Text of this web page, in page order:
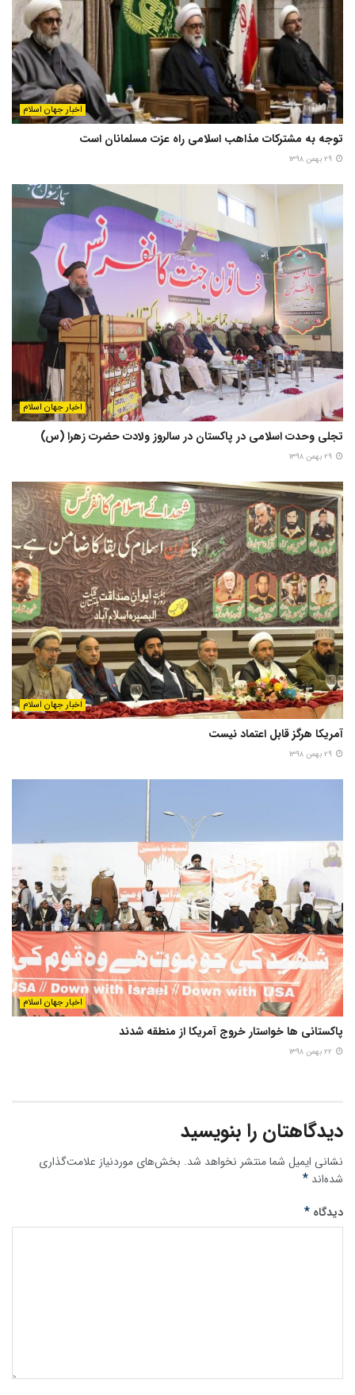
اخبار جهان اسلام
توجه به مشترکات مذاهب اسلامی راه عزت مسلمانان است
اخبار جهان اسلام
تجلی وحدت اسلامی در پاکستان در سالروز ولادت حضرت زهرا (س)
اخبار جهان اسلام
آمریکا هرگز قابل اعتماد نیست
اخبار جهان اسلام
پاکستانی ها خواستار خروج آمریکا از منطقه شدند
دیدگاهتان را بنویسید
نشانی ایمیل شما منتشر نخواهد شد. بخش‌های موردنیاز علامت‌گذاری
شده‌اند *
دیدگاه *